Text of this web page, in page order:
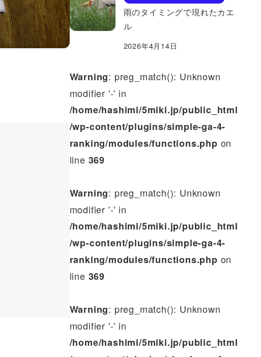
雨のタイミングで現れたカエ
ル
2026年4月14日
Warning: preg_match(): Unknown
modifier '-' in
/home/hashimi/5miki.jp/public_html
/wp-content/plugins/simple-ga-4-
ranking/modules/functions.php on
line 369
Warning: preg_match(): Unknown
modifier '-' in
/home/hashimi/5miki.jp/public_html
/wp-content/plugins/simple-ga-4-
ranking/modules/functions.php on
line 369
Warning: preg_match(): Unknown
modifier '-' in
/home/hashimi/5miki.jp/public_html